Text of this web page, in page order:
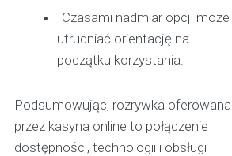
Czasami nadmiar opcji może
utrudniać orientację na
początku korzystania.
Podsumowując, rozrywka oferowana
przez kasyna online to połączenie
dostępności, technologii i obsługi